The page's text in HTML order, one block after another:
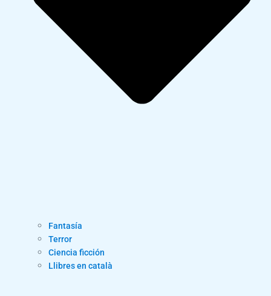
Fantasía
Terror
Ciencia ficción
Llibres en català